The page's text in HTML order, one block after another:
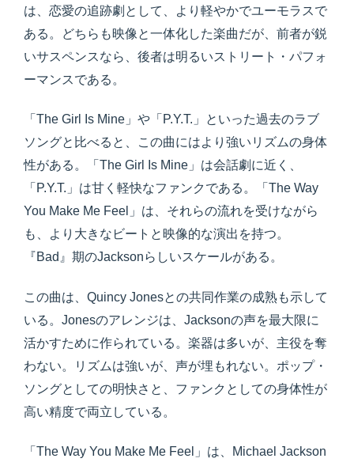
は、恋愛の追跡劇として、より軽やかでユーモラスで
ある。どちらも映像と一体化した楽曲だが、前者が鋭
いサスペンスなら、後者は明るいストリート・パフォ
ーマンスである。
「The Girl Is Mine」や「P.Y.T.」といった過去のラブ
ソングと比べると、この曲にはより強いリズムの身体
性がある。「The Girl Is Mine」は会話劇に近く、
「P.Y.T.」は甘く軽快なファンクである。「The Way
You Make Me Feel」は、それらの流れを受けながら
も、より大きなビートと映像的な演出を持つ。
『Bad』期のJacksonらしいスケールがある。
この曲は、Quincy Jonesとの共同作業の成熟も示して
いる。Jonesのアレンジは、Jacksonの声を最大限に
活かすために作られている。楽器は多いが、主役を奪
わない。リズムは強いが、声が埋もれない。ポップ・
ソングとしての明快さと、ファンクとしての身体性が
高い精度で両立している。
「The Way You Make Me Feel」は、Michael Jackson